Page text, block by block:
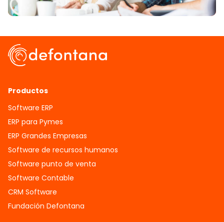
Productos
Software ERP
ERP para Pymes
ERP Grandes Empresas
Software de recursos humanos
Software punto de venta
Software Contable
CRM Software
Fundación Defontana